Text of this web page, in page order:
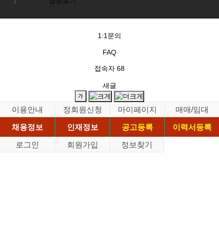
1:1문의
FAQ
접속자 68
새글
이용안내 정회원신청 마이페이지
매매/임대
채용정보
인재정보 공고등록
이력서등록
로그인
회원가입 정보찾기